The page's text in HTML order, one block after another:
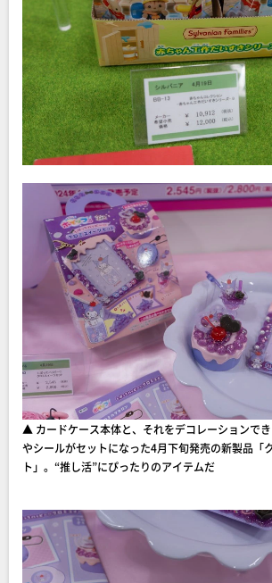
▲ カードケース本体と、それをデコレーションで
やシールがセットになった4月下旬発売の新製品「
ト」。“推し活”にぴったりのアイテムだ